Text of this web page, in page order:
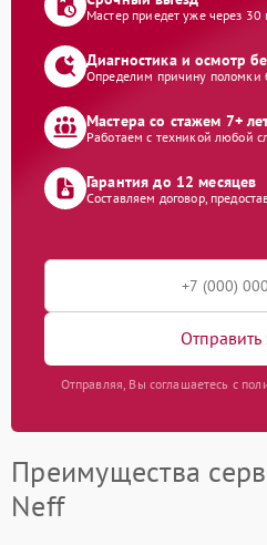
Мастер приедет уже через 30
Диагностика и осмотр
Определим причину поломки
Мастера со стажем 7+
Работаем с техникой любой
Гарантия до 12 месяцев
Составляем договор,
Отправить
Отправляя, Вы соглашаетесь с
Преимущества
Neff